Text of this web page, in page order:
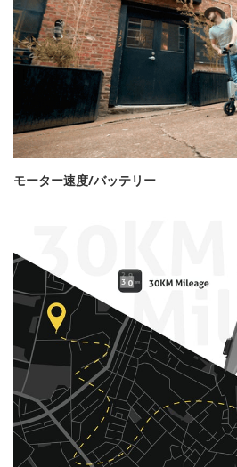
モーター速度/バッテリー